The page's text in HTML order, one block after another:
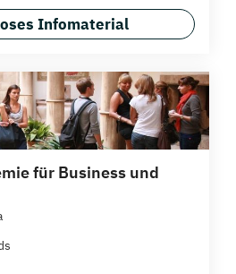
Infomaterial
für Business und